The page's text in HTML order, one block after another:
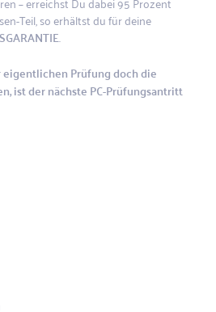
Teil, so erhältst du für deine
.
Prüfung doch die
ist der nächste PC-Prüfungsantritt